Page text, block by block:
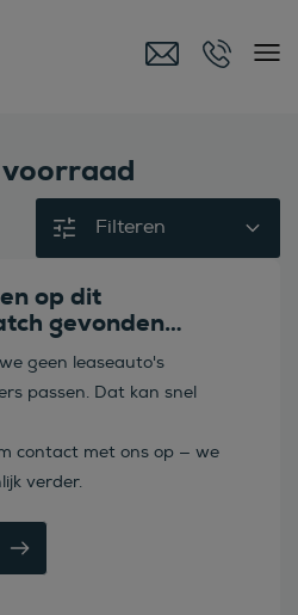
voorraad
Filteren
op dit
gevonden…
geen leaseauto's
passen. Dat kan snel
contact met ons op — we
verder.